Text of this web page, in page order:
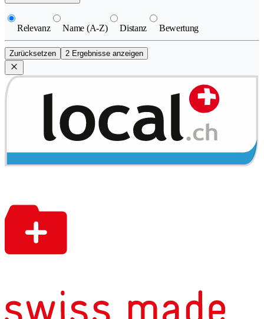
Relevanz Name (A-Z) Distanz Bewertung
Zurücksetzen 2 Ergebnisse anzeigen